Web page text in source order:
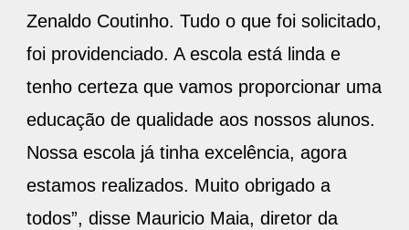
Zenaldo Coutinho. Tudo o que foi solicitado,
foi providenciado. A escola está linda e
tenho certeza que vamos proporcionar uma
educação de qualidade aos nossos alunos.
Nossa escola já tinha excelência, agora
estamos realizados. Muito obrigado a
todos”, disse Mauricio Maia, diretor da